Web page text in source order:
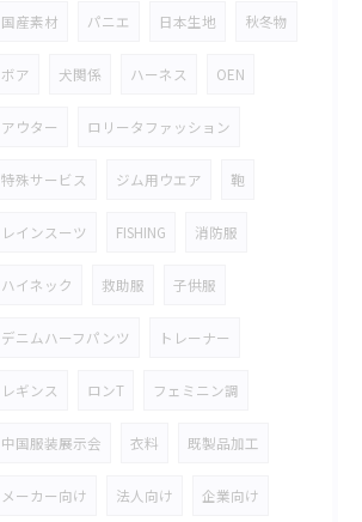
国産素材 パニエ 日本生地 秋冬物
ボア 犬関係 ハーネス OEN
アウター ロリータファッション
特殊サービス ジム用ウエア 鞄
レインスーツ FISHING 消防服
ハイネック 救助服 子供服
デニムハーフパンツ トレーナー
レギンス ロンT フェミニン調
中国服装展示会 衣料 既製品加工
メーカー向け 法人向け 企業向け